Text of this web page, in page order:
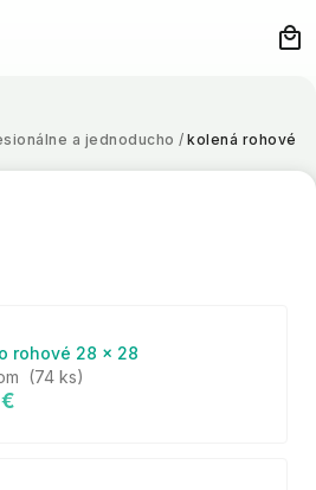
a jednoducho / kolená rohové
rohové 28 x 28
(74 ks)